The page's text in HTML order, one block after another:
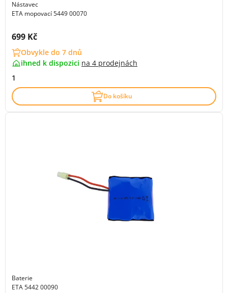
Nástavec
ETA mopovací 5449 00070
Cena s DPH:
699 Kč
Obvykle do 7 dnů
ihned k dispozici na 4 prodejnách
1
Do košíku
Baterie
ETA 5442 00090